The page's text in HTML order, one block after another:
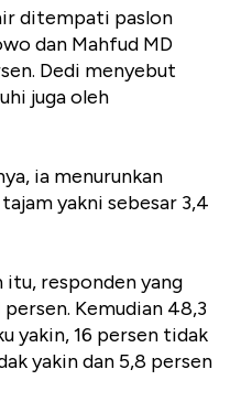
ditempati paslon
dan Mahfud MD
Dedi menyebut
juga oleh
ia menurunkan
yakni sebesar 3,4
itu, responden yang
Kemudian 48,3
yakin, 16 persen tidak
yakin dan 5,8 persen